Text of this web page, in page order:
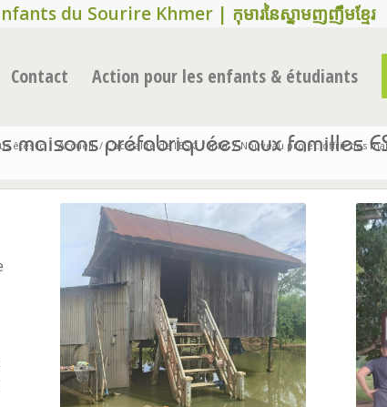
du Sourire Khmer | កុមារនៃស្នាមញញឹមខ្មែរ
Contact Action pour les enfants & étudiants
maisons préfabriquées aux familles
êtes ici : Accueil / L’actualité de l’ESK / Info / Nouveau projet: offrir des